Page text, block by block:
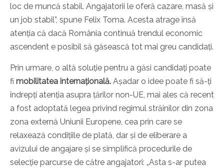
loc de muncă stabil. Angajatorii le oferă cazare, masă și
un job stabil”, spune Felix Toma. Acesta atrage însă
atenția că dacă România continuă trendul economic
ascendent e posibil să găsească tot mai greu candidați.
Prin urmare, o altă soluție pentru a găsi candidați poate
fi mobilitatea internațională. Așadar o idee poate fi să-ți
îndrepți atenția asupra țărilor non-UE, mai ales că recent
a fost adoptată legea privind regimul străinilor din zona
zona externă Uniunii Europene, cea prin care se
relaxează condițiile de plată, dar și de eliberare a
avizului de angajare și se simplifică procedurile de
selecție parcurse de către angajatori: „Asta s-ar putea